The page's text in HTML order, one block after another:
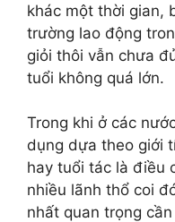
khác một thời gian,
trường lao động
giỏi thôi vẫn chưa
tuổi không quá lớn.
Trong khi ở các
dụng dựa theo giới
hay tuổi tác là điều
nhiều lãnh thổ coi
nhất quan trọng